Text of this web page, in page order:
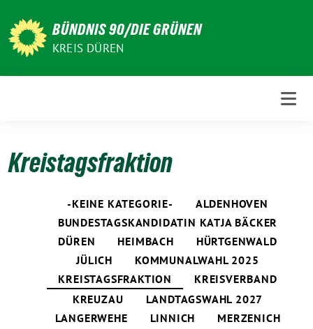
zum
Inhalt
BÜNDNIS 90/DIE GRÜNEN
KREIS DÜREN
Kreistagsfraktion
-KEINE KATEGORIE-
ALDENHOVEN
BUNDESTAGSKANDIDATIN KATJA BÄCKER
DÜREN
HEIMBACH
HÜRTGENWALD
JÜLICH
KOMMUNALWAHL 2025
KREISTAGSFRAKTION
KREISVERBAND
KREUZAU
LANDTAGSWAHL 2027
LANGERWEHE
LINNICH
MERZENICH